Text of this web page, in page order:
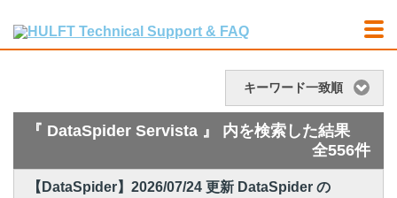
キーワード一致順
『 DataSpider Servista 』 内を検索した結果
全556件
【DataSpider】2026/07/24 更新 DataSpider の